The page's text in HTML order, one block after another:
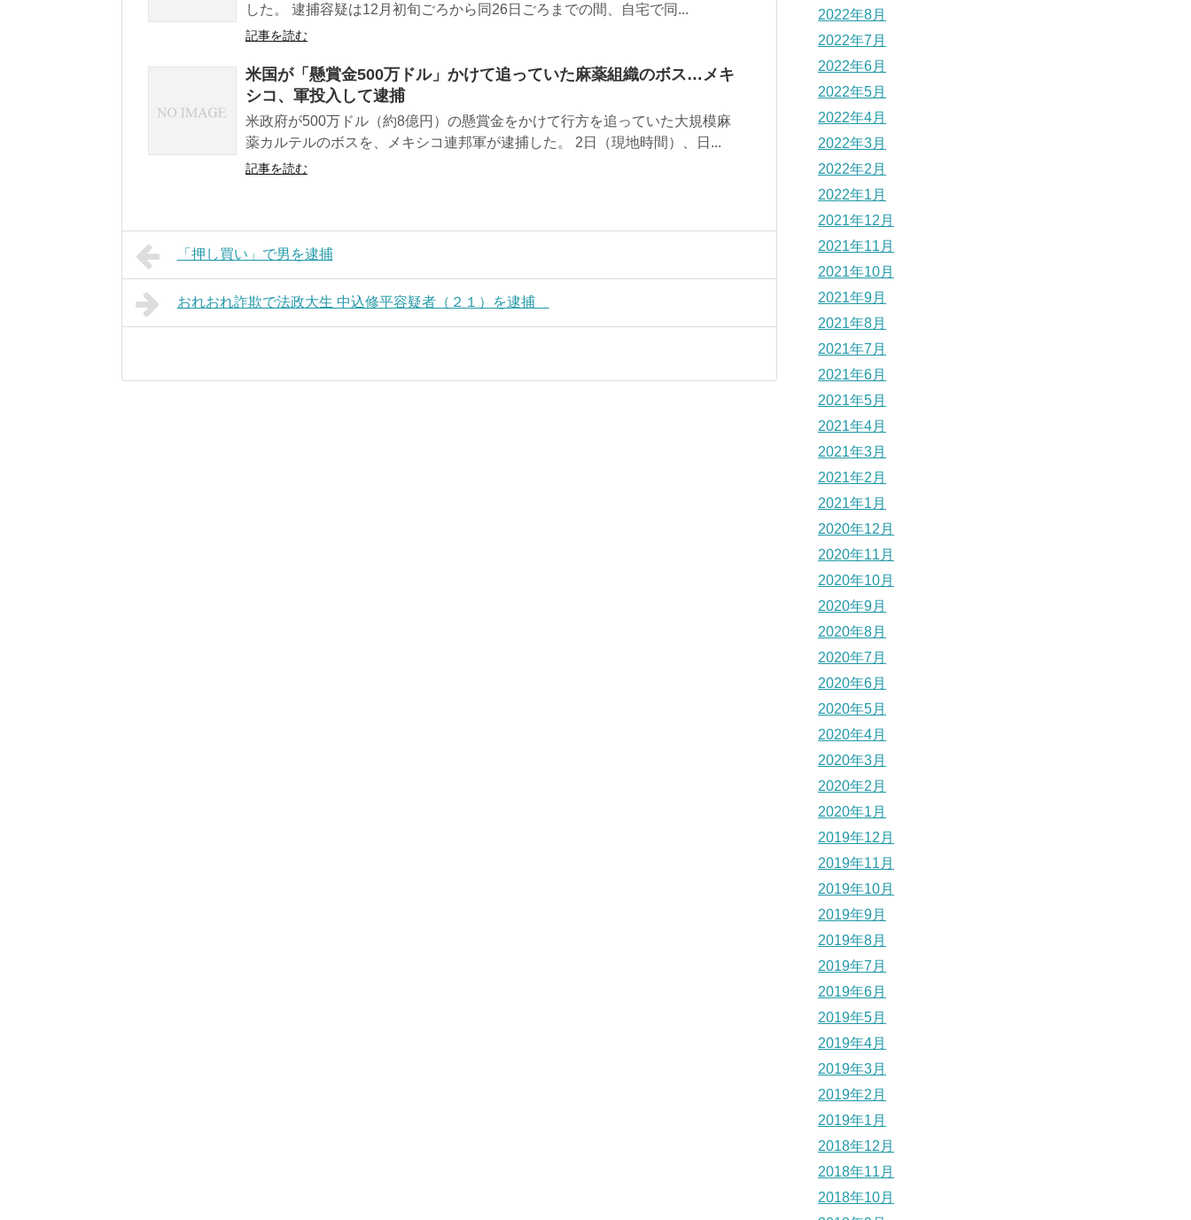
した。 逮捕容疑は12月初旬ごろから同26日ごろまでの間、自宅で同...
記事を読む
米国が「懸賞金500万ドル」かけて追っていた麻薬組織のボス…メキ
シコ、軍投入して逮捕
米政府が500万ドル（約8億円）の懸賞金をかけて行方を追っていた大規模麻
薬カルテルのボスを、メキシコ連邦軍が逮捕した。 2日（現地時間）、日...
記事を読む
「押し買い」で男を逮捕
おれおれ詐欺で法政大生 中込修平容疑者（２１）を逮捕
2022年8月
2022年7月
2022年6月
2022年5月
2022年4月
2022年3月
2022年2月
2022年1月
2021年12月
2021年11月
2021年10月
2021年9月
2021年8月
2021年7月
2021年6月
2021年5月
2021年4月
2021年3月
2021年2月
2021年1月
2020年12月
2020年11月
2020年10月
2020年9月
2020年8月
2020年7月
2020年6月
2020年5月
2020年4月
2020年3月
2020年2月
2020年1月
2019年12月
2019年11月
2019年10月
2019年9月
2019年8月
2019年7月
2019年6月
2019年5月
2019年4月
2019年3月
2019年2月
2019年1月
2018年12月
2018年11月
2018年10月